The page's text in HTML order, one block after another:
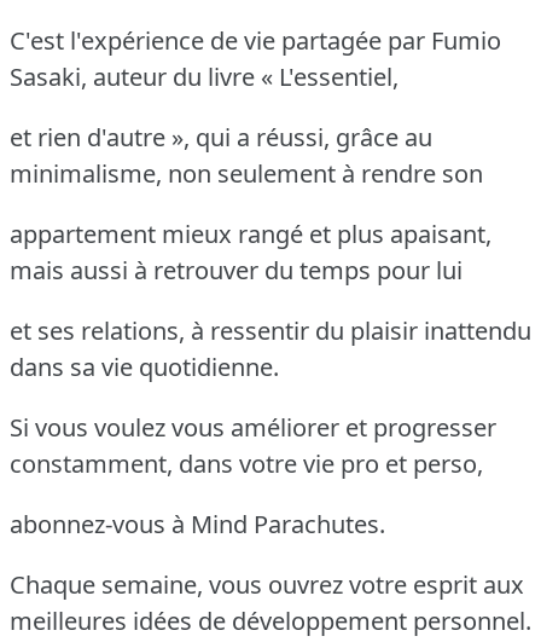
C'est l'expérience de vie partagée par Fumio
Sasaki, auteur du livre « L'essentiel,
et rien d'autre », qui a réussi, grâce au
minimalisme, non seulement à rendre son
appartement mieux rangé et plus apaisant,
mais aussi à retrouver du temps pour lui
et ses relations, à ressentir du plaisir inattendu
dans sa vie quotidienne.
Si vous voulez vous améliorer et progresser
constamment, dans votre vie pro et perso,
abonnez-vous à Mind Parachutes.
Chaque semaine, vous ouvrez votre esprit aux
meilleures idées de développement personnel.